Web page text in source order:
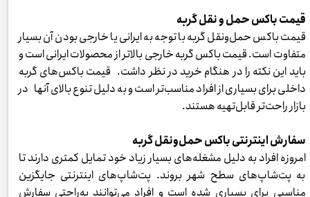
قیمت باکس حمل و نقل گربه
قیمت باکس حمل‌ونقل گربه با توجه به ایرانی یا خارجی بودن آن بسیار
متفاوت است. قیمت باکس گربه خارجی بالاتر از محصولات ایرانی است و
باید این نکته را در هنگام خرید در نظر داشت. قیمت باکس‌های گربه
داخلی برای بسیاری از افراد مناسب‌تر است و به دلیل تنوع بالای آنها در
بازار راحت‌تر قابل‌تهیه هستند.
سفارش اینترنتی باکس حمل‌ونقل گربه
امروزه افراد به دلیل مشغله‌های بسیار زیاد خود تمایل کمتری دارند تا
به پت‌شاپ‌های سطح شهر بروند. پت‌شاپ‌های اینترنتی جایگزین
مناسبی برای بسیاری شده است و افراد می‌توانند به‌راحتی سفارش